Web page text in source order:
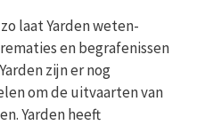
laat Yarden weten-
en begrafenissen
zijn er nog
om de uitvaarten van
Yarden heeft